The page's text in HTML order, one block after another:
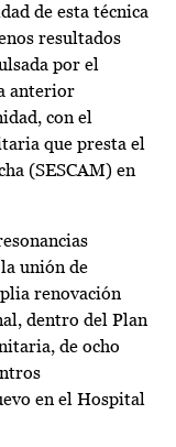
de esta técnica
resultados
por el
anterior
con el
que presta el
(SESCAM) en
unión de
renovación
dentro del Plan
de ocho
en el Hospital